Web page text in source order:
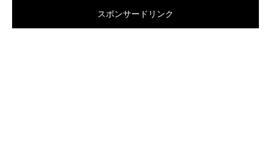
スポンサードリンク